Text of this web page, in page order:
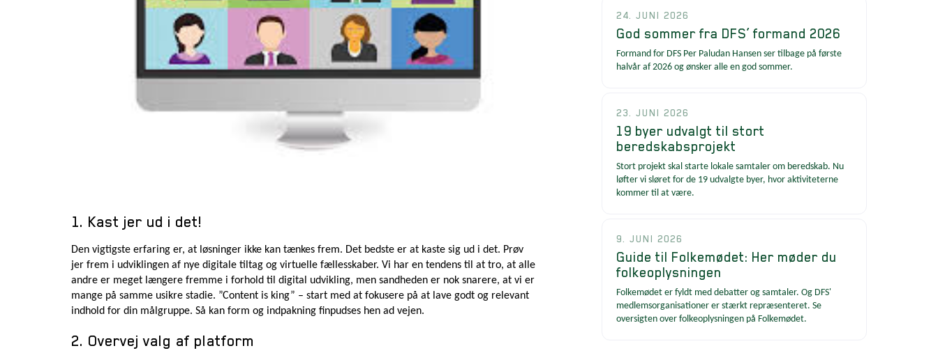
24. JUNI 2026
God sommer fra DFS’ formand 2026
Formand for DFS Per Paludan Hansen ser tilbage på første
halvår af 2026 og ønsker alle en god sommer.
23. JUNI 2026
19 byer udvalgt til stort
beredskabsprojekt
Stort projekt skal starte lokale samtaler om beredskab. Nu
løfter vi sløret for de 19 udvalgte byer, hvor aktiviteterne
kommer til at være.
9. JUNI 2026
Guide til Folkemødet: Her møder du
folkeoplysningen
Folkemødet er fyldt med debatter og samtaler. Og DFS'
medlemsorganisationer er stærkt repræsenteret. Se
oversigten over folkeoplysningen på Folkemødet.
1. Kast jer ud i det!
Den vigtigste erfaring er, at løsninger ikke kan tænkes frem. Det bedste er at kaste sig ud i det. Prøv
jer frem i udviklingen af nye digitale tiltag og virtuelle fællesskaber. Vi har en tendens til at tro, at alle
andre er meget længere fremme i forhold til digital udvikling, men sandheden er nok snarere, at vi er
mange på samme usikre stadie. ”Content is king” – start med at fokusere på at lave godt og relevant
indhold for din målgruppe. Så kan form og indpakning finpudses hen ad vejen.
2. Overvej valg af platform